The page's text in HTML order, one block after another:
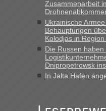
„Wir sind mit unserem
15.6. in Krakovets rüber.
Früh. Mit sehr sehr wenig
8 PKW vor der Schranke....“
Berichte und
Grenzübergang zwischen
schnellsten?
schnell da auch
Zusammenarbeit
Ukrainische
Behauptungen
Kolodjas in
Die Russen
Dnipropetrowsk
In Jalta Hafen